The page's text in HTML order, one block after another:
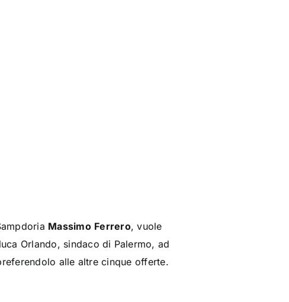
Massimo Ferrero, vuole
Orlando, sindaco di Palermo, ad
alle altre cinque offerte.